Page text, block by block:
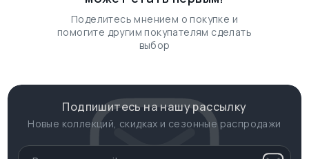
Поделитесь мнением о покупке и
помогите другим покупателям сделать
выбор
Подпишитесь на нашу рассылку
Новые коллекций, скидках и сезонные распродажи